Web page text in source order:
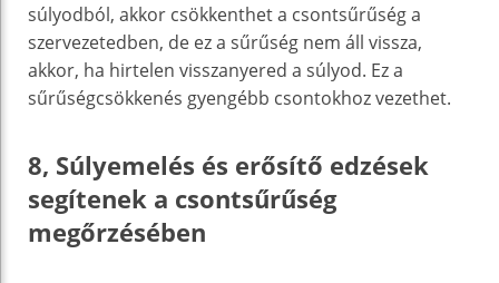
súlyodból, akkor csökkenthet a csontsűrűség a
szervezetedben, de ez a sűrűség nem áll vissza,
akkor, ha hirtelen visszanyered a súlyod. Ez a
sűrűségcsökkenés gyengébb csontokhoz vezethet.
8, Súlyemelés és erősítő edzések
segítenek a csontsűrűség
megőrzésében